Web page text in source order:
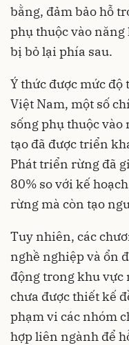
bằng, đảm bảo hỗ
phụ thuộc vào
bị bỏ lại phía sau.
Ý thức được mức độ
Việt Nam, một số
sống phụ thuộc
tạo đã được triển
Phát triển rừng đã
80% so với kế
rừng mà còn tạo
Tuy nhiên, các
nghề nghiệp và ổn
động trong khu vực
chưa được thiết kế
phạm vi các nhóm
hợp liên ngành để